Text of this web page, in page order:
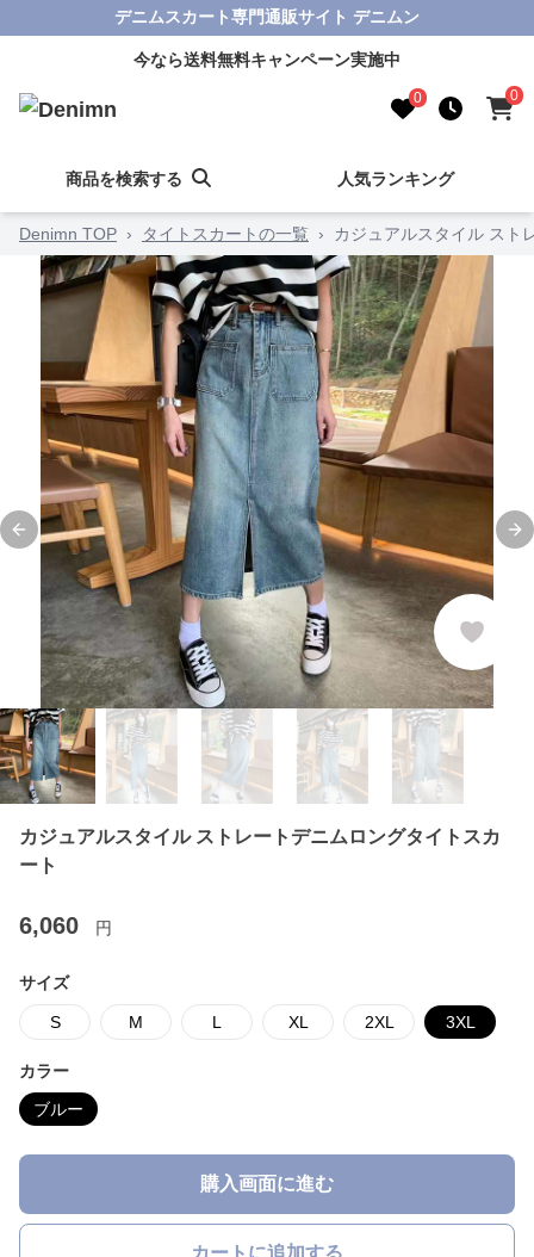
デニムスカート専門通販サイト デニムン
今なら送料無料キャンペーン実施中
0 0
商品を検索する 人気ランキング
Denimn TOP › タイトスカートの一覧 › カジュアルスタイル スト
Previous slide
カジュアルスタイル ストレートデニムロングタイトスカ
ート
6,060 円
サイズ
S M L XL 2XL 3XL
カラー
ブルー
購入画面に進む
カートに追加する